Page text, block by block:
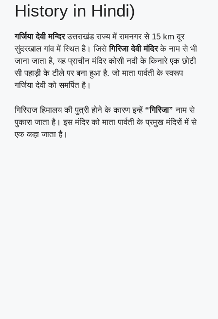
History in Hindi)
गर्जिया देवी मन्दिरउत्तराखंड राज्य में रामनगर से 15 km दूर
सुंदरखाल गांव में स्थित है। जिसेगिरिजा देवी मंदिरके नाम से भी
जाना जाता है, यह प्राचीन मंदिर कोसी नदी के किनारे एक छोटी
सी पहाड़ी के टीले पर बना हुआ है. जो माता पार्वती के स्वरूप
गर्जिया देवी को समर्पित है।
गिरिराज हिमालय की पुत्री होने के कारण इन्हें “गिरिजा” नाम से
पुकारा जाता है। इस मंदिर को माता पार्वती के प्रमुख मंदिरों में से
एक कहा जाता है।